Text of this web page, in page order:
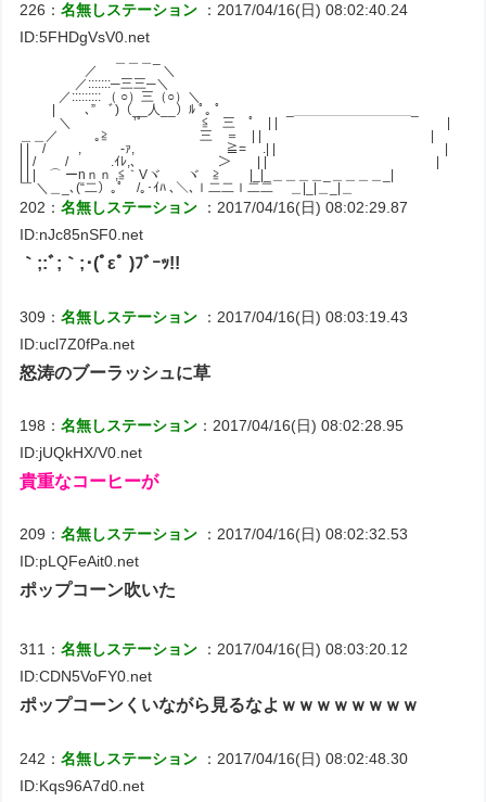
226：名無しステーション
：2017/04/16(日) 08:02:40.24
ID:5FHDgVsV0.net
／ ＼
／:::::::─三三─＼
／::::::::: （ ○）三（○）＼
| ､” ﾞ)（__人__）ﾙ ﾟ｡ ﾟ _＿＿＿＿＿＿＿＿＿_
＼ ゝ’ﾟ ≦ 三 ﾟ | | |
＿＿／ ｡≧ 三 ＝ | | |
| | / , -ｧ, ≧= .| | |
| | / / .ｲﾚ,､ ＞ | | |
| | | ⌒ ーnｎｎ ,≦｀Vヾ ヾ ≧ |_|_＿＿＿＿_＿＿＿＿_|
￣ ＼＿_､(“二）｡ﾟ /｡･ｲﾊ ､＼､ｌ二二ｌ二二 ＿|_|＿_|＿
202：名無しステーション
：2017/04/16(日) 08:02:29.87
ID:nJc85nSF0.net
｀;:ﾞ;｀;･(ﾟεﾟ )ﾌﾞｰｯ!!
309：名無しステーション
：2017/04/16(日) 08:03:19.43
ID:ucl7Z0fPa.net
怒涛のブーラッシュに草
198：名無しステーション ：2017/04/16(日) 08:02:28.95
ID:jUQkHX/V0.net
貴重なコーヒーが
209：名無しステーション
：2017/04/16(日) 08:02:32.53
ID:pLQFeAit0.net
ポップコーン吹いた
311：名無しステーション
：2017/04/16(日) 08:03:20.12
ID:CDN5VoFY0.net
ポップコーンくいながら見るなよｗｗｗｗｗｗｗｗ
242：名無しステーション
：2017/04/16(日) 08:02:48.30
ID:Kqs96A7d0.net